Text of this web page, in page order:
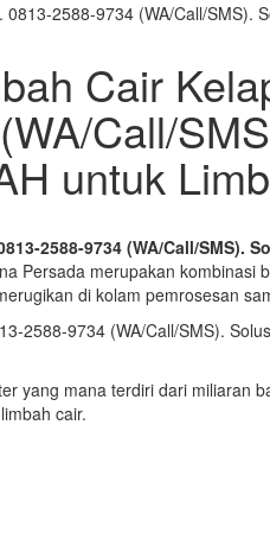
2588-9734 (WA/Call/SMS).
Cair
Call/
untuk
2588-9734 (WA/Call/SMS).
Persada merupakan kombinasi
di kolam pemrosesan
yang mana terdiri dari miliaran
cair.